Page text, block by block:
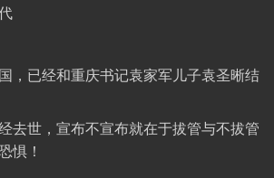
，已经和重庆书记袁家军儿子袁圣晰结
去世，宣布不宣布就在于拔管与不拔管
惧！